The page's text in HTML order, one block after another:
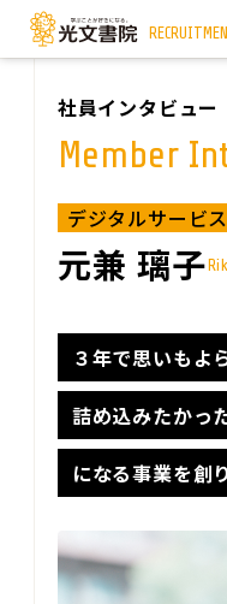
社員インタビュー
Member
デジタルサービ
元兼 璃子
３年で思いもよ
詰め込みたかっ
になる事業を創